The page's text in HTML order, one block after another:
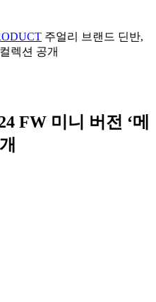
주얼리 브랜드 딘반,
렉션 공개
FW 미니 버전 ‘메